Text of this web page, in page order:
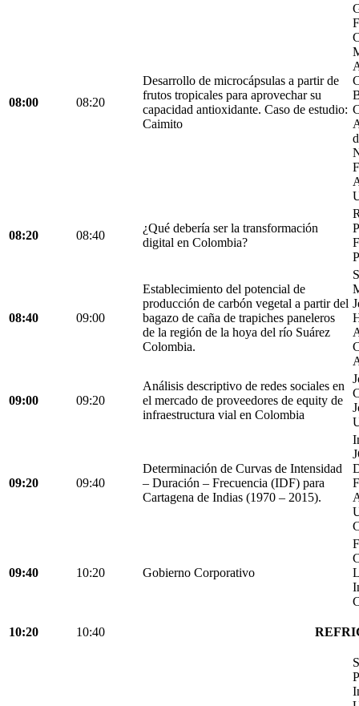
08:00 08:20
Desarrollo de microcápsulas a partir de
frutos tropicales para aprovechar su
capacidad antioxidante. Caso de estudio:
Caimito
08:20 08:40
¿Qué debería ser la transformación
digital en Colombia?
08:40 09:00
Establecimiento del potencial de
producción de carbón vegetal a partir del
bagazo de caña de trapiches paneleros
de la región de la hoya del río Suárez
Colombia.
09:00 09:20
Análisis descriptivo de redes sociales en
el mercado de proveedores de equity de
infraestructura vial en Colombia
09:20 09:40
Determinación de Curvas de Intensidad
– Duración – Frecuencia (IDF) para
Cartagena de Indias (1970 – 2015).
09:40 10:20 Gobierno Corporativo
10:20 10:40